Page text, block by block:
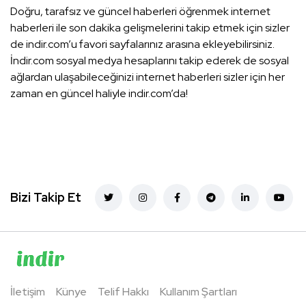
Doğru, tarafsız ve güncel haberleri öğrenmek internet
haberleri ile son dakika gelişmelerini takip etmek için sizler
de indir.com’u favori sayfalarınız arasına ekleyebilirsiniz.
İndir.com sosyal medya hesaplarını takip ederek de sosyal
ağlardan ulaşabileceğinizi internet haberleri sizler için her
zaman en güncel haliyle indir.com’da!
Bizi Takip Et
İletişim Künye Telif Hakkı Kullanım Şartları